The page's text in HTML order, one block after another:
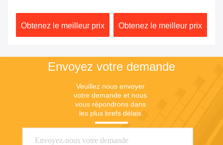
Obtenez le meilleur prix
de presses à mouler
Obtenez le meilleur prix
Envoyez votre demande
Veuillez nous envoyer
votre demande et nous
vous répondrons dans
les plus brefs délais.